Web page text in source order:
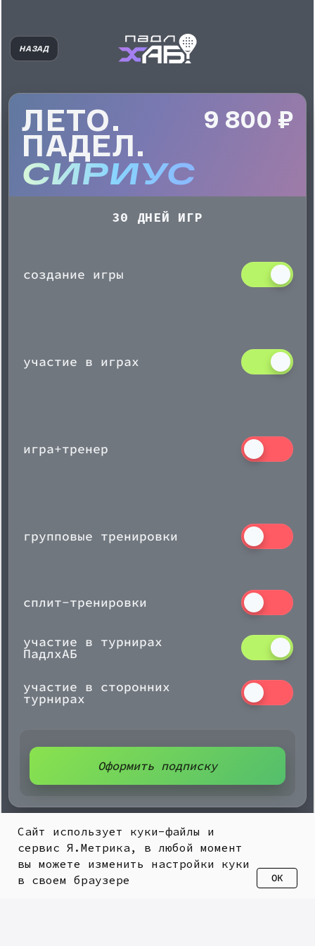
НАЗАД
ЛЕТО.
ПАДЕЛ.
СИРИУС
9 800 ₽
30 ДНЕЙ ИГР
создание игры
участие в играх
игра+тренер
групповые тренировки
сплит-тренировки
участие в турнирах
ПадлхАБ
участие в сторонних
турнирах
Оформить подписку
Сайт использует куки-файлы и
сервис Я.Метрика, в любой момент
вы можете изменить настройки куки
в своем браузере
ОК